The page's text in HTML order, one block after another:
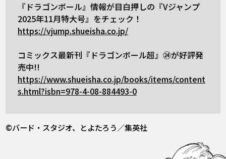
『ドラゴンボール』情報が目白押しの『Vジャンプ
2025年11月特大号』をチェック！
https://vjump.shueisha.co.jp/
コミックス最新刊『ドラゴンボール超』㉔が好評発
売中!!
https://www.shueisha.co.jp/books/items/content
s.html?isbn=978-4-08-884493-0
©バード・スタジオ、とよたろう／集英社